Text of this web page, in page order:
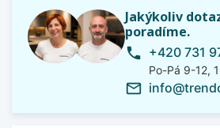
Jakýkoliv
poradíme.
phone +420 731
Po-Pá 9-12,
mail_outline